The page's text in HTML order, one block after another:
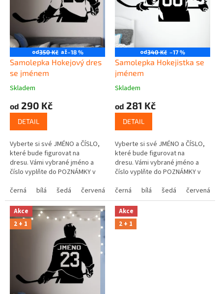
od350 Kč až–18 %
Samolepka Hokejový dres
se jménem
Skladem
od 290 Kč
DETAIL
Vyberte si své JMÉNO a ČÍSLO,
které bude figurovat na
dresu. Vámi vybrané jméno a
číslo vyplňte do POZNÁMKY v
černá
bílá šedá červená modrá žlutá zelená růžová
od340 Kč –17 %
Samolepka Hokejistka se
jménem
Skladem
od 281 Kč
DETAIL
Vyberte si své JMÉNO a ČÍSLO,
které bude figurovat na
dresu. Vámi vybrané jméno a
číslo vyplňte do POZNÁMKY v
černá
bílá šedá červená
Akce
2 + 1
Akce
2 + 1